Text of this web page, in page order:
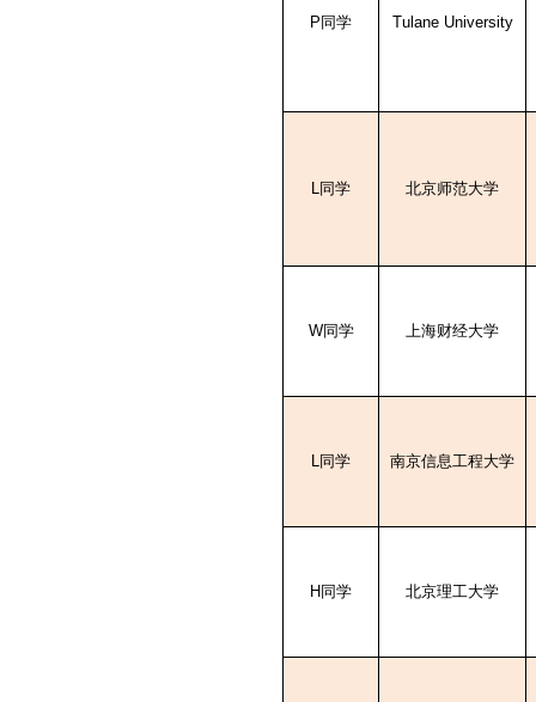
P 同学 Tulane University
L同学 北京师范大学
W同学 上海财经大学
L同学 南京信息工程大学
H 同学 北京理工大学